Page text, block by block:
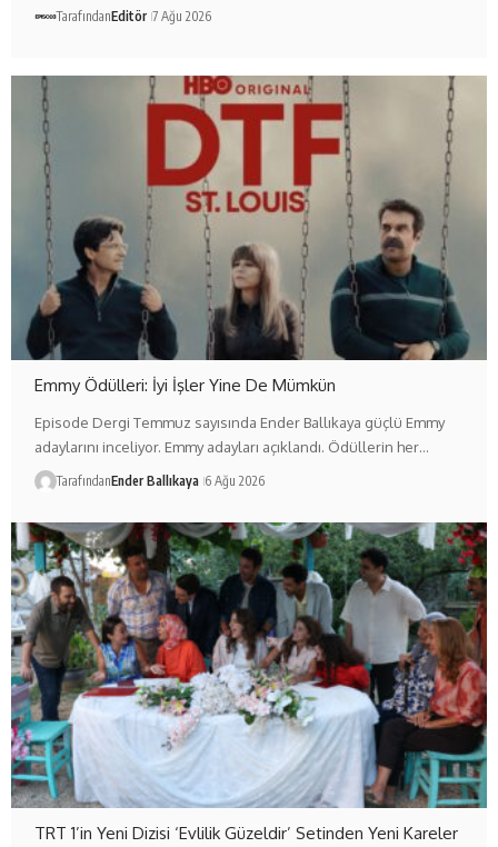
TarafındanEditör 7 Ağu 2026
Emmy Ödülleri: İyi İşler Yine De Mümkün
Episode Dergi Temmuz sayısında Ender Ballıkaya güçlü Emmy
adaylarını inceliyor. Emmy adayları açıklandı. Ödüllerin her…
TarafındanEnder Ballıkaya 6 Ağu 2026
TRT 1’in Yeni Dizisi ‘Evlilik Güzeldir’ Setinden Yeni Kareler